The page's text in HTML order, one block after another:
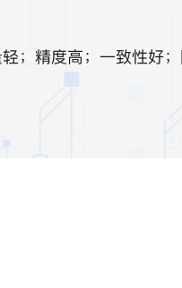
；精度高；一致性好